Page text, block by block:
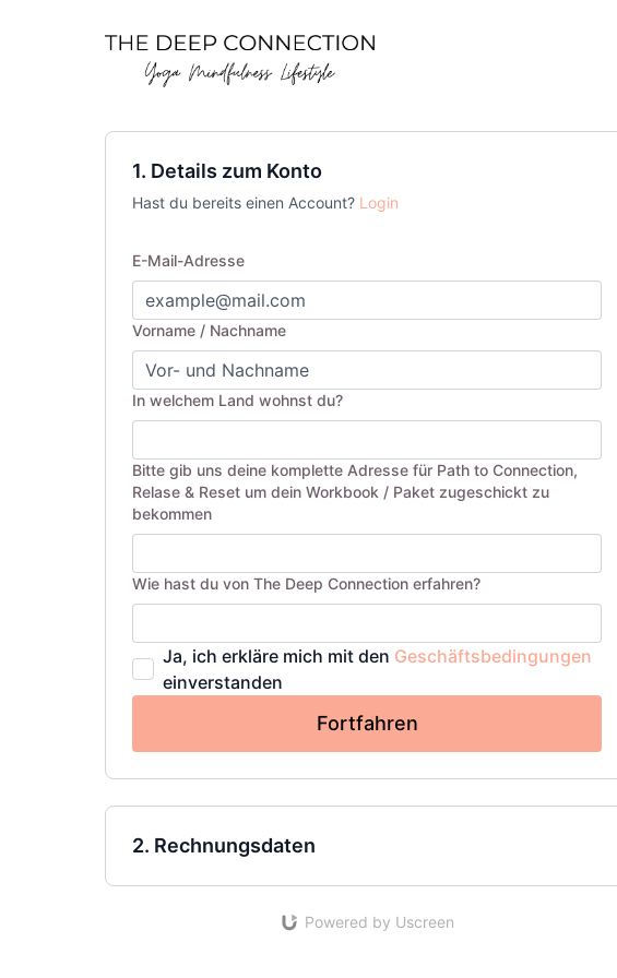
1. Details zum Konto
Hast du bereits einen Account? Login
E-Mail-Adresse
Vorname / Nachname
In welchem Land wohnst du?
Bitte gib uns deine komplette Adresse für Path to Connection,
Relase & Reset um dein Workbook / Paket zugeschickt zu
bekommen
Wie hast du von The Deep Connection erfahren?
Ja, ich erkläre mich mit den Geschäftsbedingungen
einverstanden
Fortfahren
2. Rechnungsdaten
Powered by Uscreen